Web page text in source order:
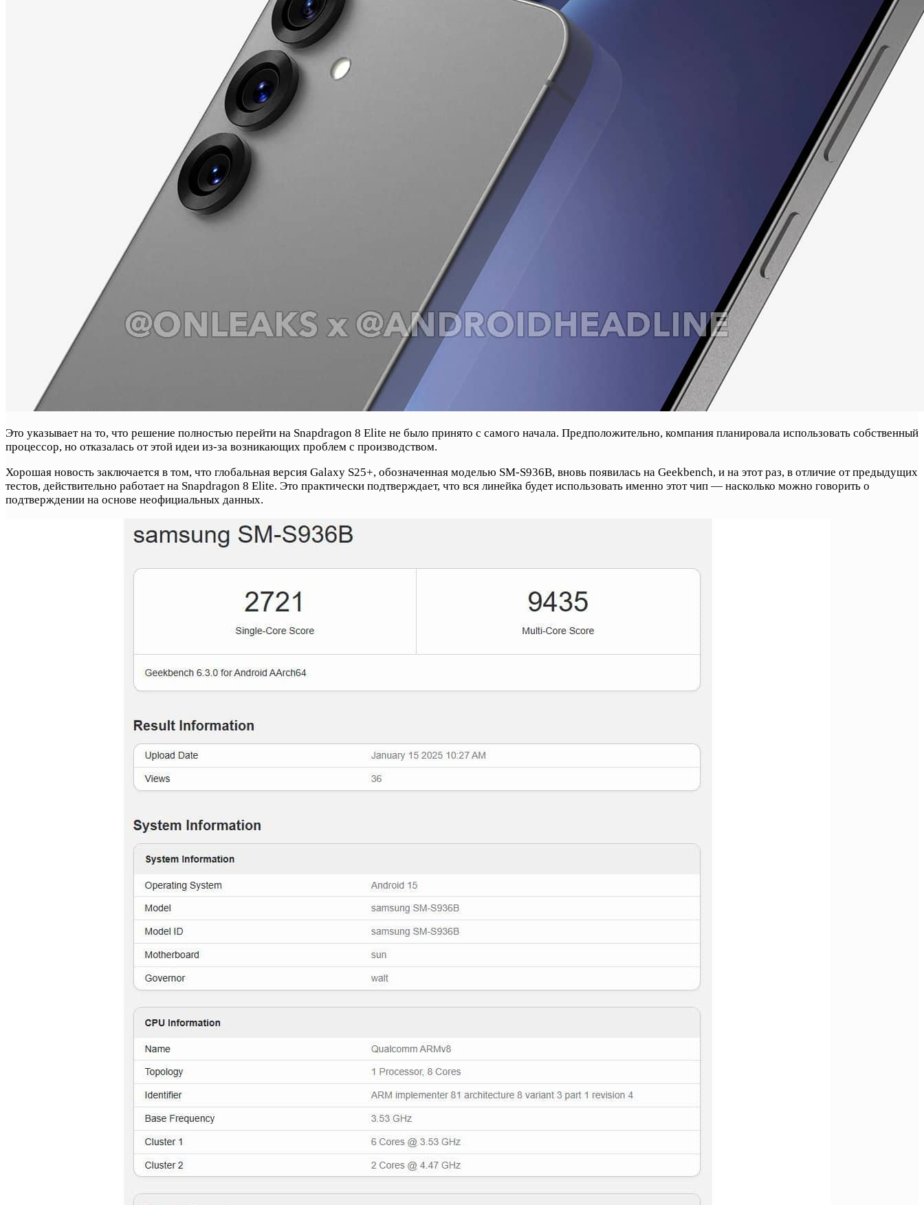
Это указывает на то, что решение полностью перейти на Snapdragon 8 Elite не было принято с самого начала. Предположительно, компания планировала использовать собственный
процессор, но отказалась от этой идеи из-за возникающих проблем с производством.
Хорошая новость заключается в том, что глобальная версия Galaxy S25+, обозначенная моделью SM-S936B, вновь появилась на Geekbench, и на этот раз, в отличие от предыдущих
тестов, действительно работает на Snapdragon 8 Elite. Это практически подтверждает, что вся линейка будет использовать именно этот чип — насколько можно говорить о
подтверждении на основе неофициальных данных.